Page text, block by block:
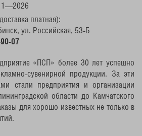
платная):
ул. Российская, 53-Б
07
«ПСП» более 30 лет успешно
сувенирной продукции. За эти
стали предприятия и организации
области до Камчатского
для хорошо известных не только в